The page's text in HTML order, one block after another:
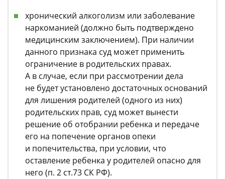
хронический алкоголизм или заболевание
наркоманией (должно быть подтверждено
медицинским заключением). При наличии
данного признака суд может применить
ограничение в родительских правах.
А в случае, если при рассмотрении дела
не будет установлено достаточных оснований
для лишения родителей (одного из них)
родительских прав, суд может вынести
решение об отобрании ребенка и передаче
его на попечение органов опеки
и попечительства, при условии, что
оставление ребенка у родителей опасно для
него (п. 2 ст.73 СК РФ).